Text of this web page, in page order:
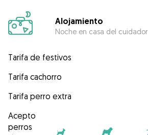
Alojamiento
Noche en casa del cuidador
Tarifa de festivos
Tarifa cachorro
Tarifa perro extra
Acepto
perros